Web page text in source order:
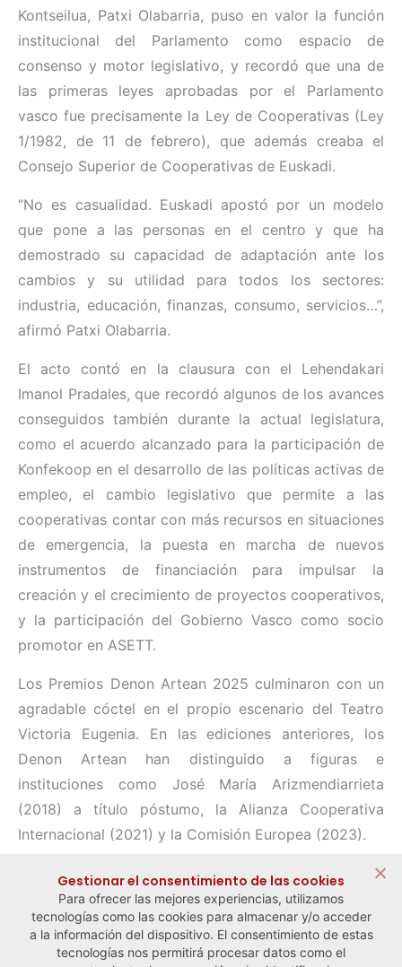
Kontseilua, Patxi Olabarria, puso en valor la función
institucional del Parlamento como espacio de
consenso y motor legislativo, y recordó que una de
las primeras leyes aprobadas por el Parlamento
vasco fue precisamente la Ley de Cooperativas (Ley
1/1982, de 11 de febrero), que además creaba el
Consejo Superior de Cooperativas de Euskadi.
“No es casualidad. Euskadi apostó por un modelo
que pone a las personas en el centro y que ha
demostrado su capacidad de adaptación ante los
cambios y su utilidad para todos los sectores:
industria, educación, finanzas, consumo, servicios…”,
afirmó Patxi Olabarria.
El acto contó en la clausura con el Lehendakari
Imanol Pradales, que recordó algunos de los avances
conseguidos también durante la actual legislatura,
como el acuerdo alcanzado para la participación de
Konfekoop en el desarrollo de las políticas activas de
empleo, el cambio legislativo que permite a las
cooperativas contar con más recursos en situaciones
de emergencia, la puesta en marcha de nuevos
instrumentos de financiación para impulsar la
creación y el crecimiento de proyectos cooperativos,
y la participación del Gobierno Vasco como socio
promotor en ASETT.
Los Premios Denon Artean 2025 culminaron con un
agradable cóctel en el propio escenario del Teatro
Victoria Eugenia. En las ediciones anteriores, los
Denon Artean han distinguido a figuras e
instituciones como José María Arizmendiarrieta
(2018) a título póstumo, la Alianza Cooperativa
Internacional (2021) y la Comisión Europea (2023).
Gestionar el consentimiento de las cookies
Para ofrecer las mejores experiencias, utilizamos
tecnologías como las cookies para almacenar y/o acceder
a la información del dispositivo. El consentimiento de estas
tecnologías nos permitirá procesar datos como el